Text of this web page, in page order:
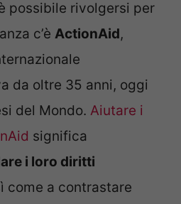
possibile rivolgersi per
c’è ActionAid,
da oltre 35 anni, oggi
del Mondo. Aiutare i
significa
i loro diritti
come a contrastare